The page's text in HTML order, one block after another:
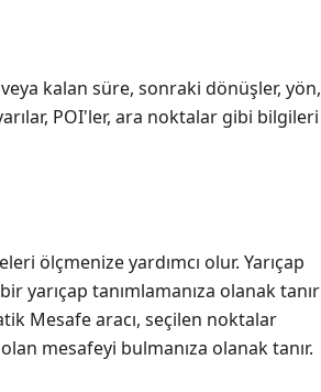
kalan süre, sonraki dönüşler, yön,
POI'ler, ara noktalar gibi bilgileri
ölçmenize yardımcı olur. Yarıçap
yarıçap tanımlamanıza olanak tanır
Mesafe aracı, seçilen noktalar
mesafeyi bulmanıza olanak tanır.